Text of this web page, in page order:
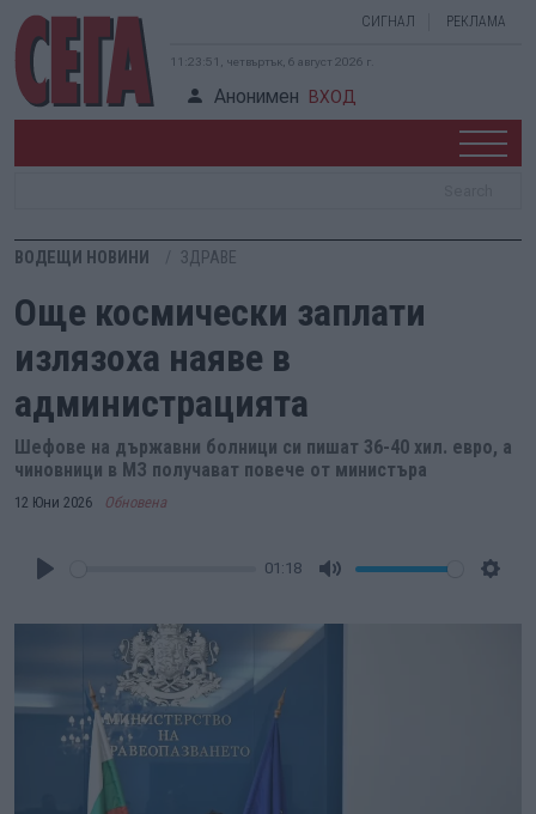
СИГНАЛ РЕКЛАМА
11:23:51, четвъртък, 6 август 2026 г.
Анонимен ВХОД
ВОДЕЩИ НОВИНИ ЗДРАВЕ
Още космически заплати
излязоха наяве в
администрацията
Шефове на държавни болници си пишат 36-40 хил. евро, а
чиновници в МЗ получават повече от министъра
12 Юни 2026 Обновена
01:18